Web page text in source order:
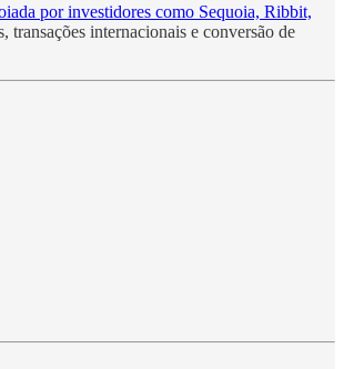
por investidores como Sequoia, Ribbit,
transações internacionais e conversão de